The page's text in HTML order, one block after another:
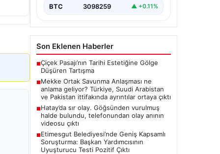
BTC 3098259 ▲ +0.11%
Son Eklenen Haberler
■Çiçek Pasajı’nın Tarihi Estetiğine Gölge
Düşüren Tartışma
■Mekke Ortak Savunma Anlaşması ne
anlama geliyor? Türkiye, Suudi Arabistan
ve Pakistan ittifakında ayrıntılar ortaya çıktı
■Hatay’da sır olay. Göğsünden vurulmuş
halde bulundu, telefonundan olay anının
videosu çıktı
■Etimesgut Belediyesi’nde Geniş Kapsamlı
Soruşturma: Başkan Yardımcısının
Uyuşturucu Testi Pozitif Çıktı